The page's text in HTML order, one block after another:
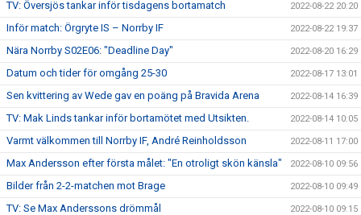
TV: Översjös tankar inför tisdagens bortamatch 2022-08-22 20:20
Inför match: Örgryte IS – Norrby IF 2022-08-22 19:37
Nära Norrby S02E06: "Deadline Day" 2022-08-20 16:29
Datum och tider för omgång 25-30 2022-08-17 13:01
Sen kvittering av Wede gav en poäng på Bravida Arena 2022-08-14 16:39
TV: Mak Linds tankar inför bortamötet med Utsikten. 2022-08-14 10:05
Varmt välkommen till Norrby IF, André Reinholdsson 2022-08-11 17:00
Max Andersson efter första målet: "En otroligt skön känsla" 2022-08-10 09:56
Bilder från 2-2-matchen mot Brage 2022-08-10 09:49
TV: Se Max Anderssons drömmål 2022-08-10 09:15